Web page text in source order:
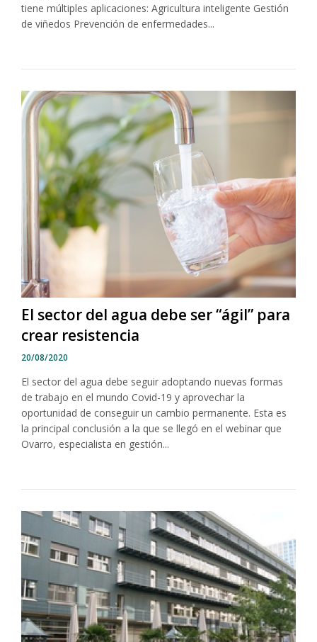
tiene múltiples aplicaciones: Agricultura inteligente Gestión
de viñedos Prevención de enfermedades...
El sector del agua debe ser “ágil” para
crear resistencia
20/08/2020
El sector del agua debe seguir adoptando nuevas formas
de trabajo en el mundo Covid-19 y aprovechar la
oportunidad de conseguir un cambio permanente. Esta es
la principal conclusión a la que se llegó en el webinar que
Ovarro, especialista en gestión...